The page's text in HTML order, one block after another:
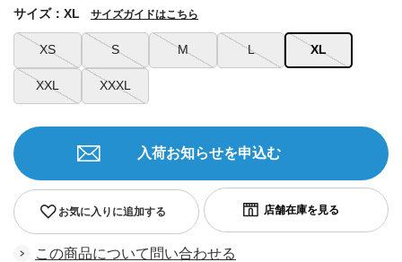
XS S M L XL
XXL XXXL
サイズ：XL サイズガイドはこちら
お気に入りに追加する
入荷お知らせを申込む
この商品について問い合わせる